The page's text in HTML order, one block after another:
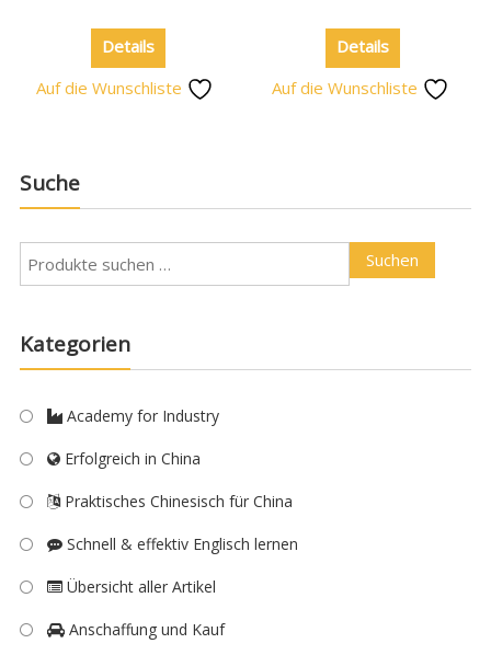
Details
Auf die Wunschliste
Details
Auf die Wunschliste
Suche
Suchen
Kategorien
Academy for Industry
Erfolgreich in China
Praktisches Chinesisch für China
Schnell & effektiv Englisch lernen
Übersicht aller Artikel
Anschaffung und Kauf